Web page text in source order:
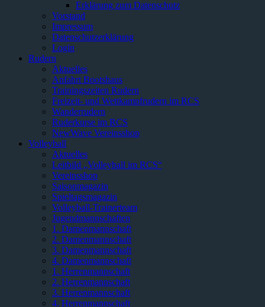
Erklärung zum Datenschutz
Vorstand
Impressum
Datenschutzerklärung
Login
Rudern
Aktuelles
Anfahrt Bootshaus
Trainingszeiten Rudern
Freizeit- und Wettkampfrudern im RCS
Wanderrudern
Ruderkurse im RCS
NewWave Vereinsshop
Volleyball
Aktuelles
Leitbild „Volleyball im RCS“
Vereinsshop
Saisonmagazin
Spieltagsmagazin
Volleyball-Trainerteam
Jugendmannschaften
1. Damenmannschaft
2. Damenmannschaft
3. Damenmannschaft
4. Damenmannschaft
1. Herrenmannschaft
2. Herrenmannschaft
3. Herrenmannschaft
4. Herrenmannschaft